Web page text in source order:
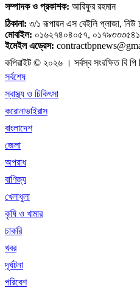
সম্পাদক ও প্রকাশক: আরিফুর রহমান
ঠিকানা: ৩/১ রূপায়ন এস বেইলি প্লাজা, নিউ
মোবাইল: ০১৬২৭৪০৪০৫৭,
ইমেইল এড্রেস:
কপিরাইট © ২০২৬ । সর্বস্ব সংরক্ষিত বি
সর্বশেষ
স্বাস্থ্য ও চিকিৎসা
করোনাভাইরাস
বাংলাদেশ
জেলা
অপরাধ
বাণিজ্য
খেলাধুলা
কৃষি ও খামার
চাকরি
খবর
দূর্ঘটনা
পরিবেশ